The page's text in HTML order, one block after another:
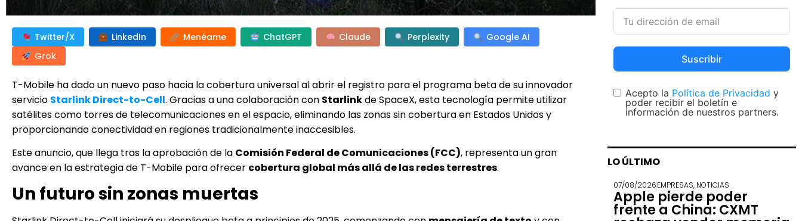
Twitter/X LinkedIn Menéame ChatGPT Claude Perplexity
Google AI
Grok
T-Mobile ha dado un nuevo paso hacia la cobertura universal al abrir el registro para el programa beta de su innovador
servicio Starlink Direct-to-Cell. Gracias a una colaboración con Starlinkde SpaceX, esta tecnología permite utilizar
satélites como torres de telecomunicaciones en el espacio, eliminando las zonas sin cobertura en Estados Unidos y
proporcionando conectividad en regiones tradicionalmente inaccesibles.
Este anuncio, que llega tras la aprobación de la Comisión Federal de Comunicaciones (FCC), representa un gran
avance en la estrategia de T-Mobile para ofrecer cobertura global más allá de las redes terrestres.
Un futuro sin zonas muertas
Suscribir
Acepto la Política de Privacidad y
poder recibir el boletín e
información de nuestros partners.
LO ÚLTIMO
07/08/2026EMPRESAS, NOTICIAS
Apple pierde poder
frente a China: CXMT